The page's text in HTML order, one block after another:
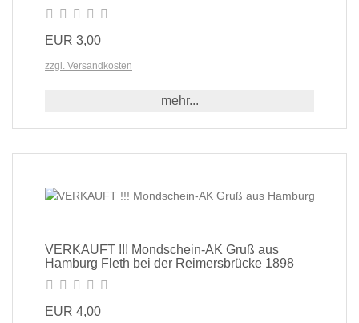
EUR 3,00
zzgl. Versandkosten
mehr...
VERKAUFT !!! Mondschein-AK Gruß aus
Hamburg Fleth bei der Reimersbrücke 1898
EUR 4,00